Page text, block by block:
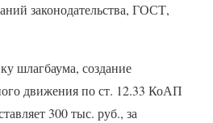
законодательства, ГОСТ,
шлагбаума, создание
движения по ст. 12.33 КоАП
300 тыс. руб., за